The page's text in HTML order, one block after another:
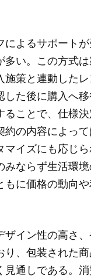
よるサポート
い。この方式
策と連動した
た後に購入へ
ことで、仕様
の内容によっ
イズにも応じ
ならず生活環
に価格の動向
イン性の高さ
、包装された
通しである。